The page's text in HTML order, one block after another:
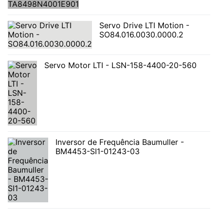
Servo Drive LTI Motion -
SO84.016.0030.0000.2
Servo Motor LTI - LSN-158-4400-20-560
Inversor de Frequência Baumuller -
BM4453-SI1-01243-03